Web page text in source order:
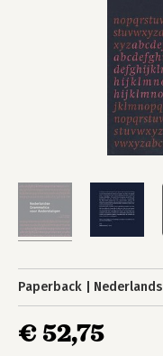
Paperback Nederlands
€ 52,75